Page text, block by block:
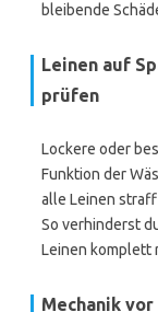
bleibende
Leinen auf
prüfen
Lockere oder
Funktion der
alle Leinen
So verhinderst
Leinen komplett
Mechanik